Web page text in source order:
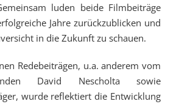
luden beide Filmbeiträge
Jahre zurückzublicken und
in die Zukunft zu schauen.
Redebeiträgen, u.a. anderem vom
David Nescholta sowie
wurde reflektiert die Entwicklung